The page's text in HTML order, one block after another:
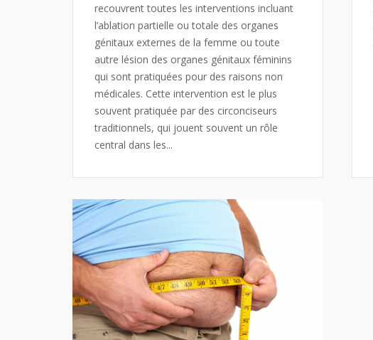
recouvrent toutes les interventions incluant
l’ablation partielle ou totale des organes
génitaux externes de la femme ou toute
autre lésion des organes génitaux féminins
qui sont pratiquées pour des raisons non
médicales. Cette intervention est le plus
souvent pratiquée par des circonciseurs
traditionnels, qui jouent souvent un rôle
central dans les...